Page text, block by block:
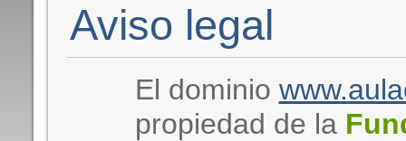
Aviso legal
El dominio
propiedad de la